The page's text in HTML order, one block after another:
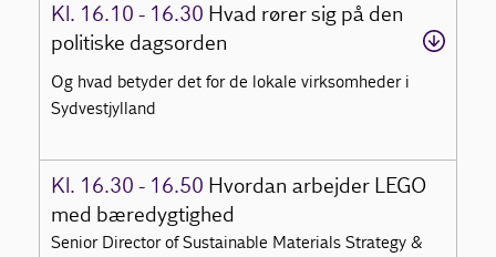
Kl. 16.10 - 16.30 Hvad rører sig på den
politiske dagsorden
Og hvad betyder det for de lokale virksomheder i
Sydvestjylland
Kl. 16.30 - 16.50 Hvordan arbejder LEGO
med bæredygtighed
Senior Director of Sustainable Materials Strategy &